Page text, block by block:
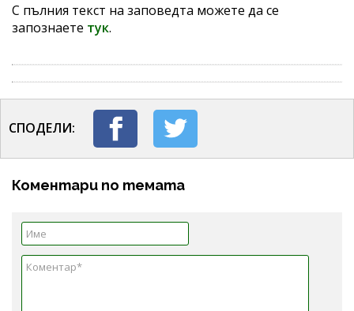
С пълния текст на заповедта можете да се
запознаете тук.
СПОДЕЛИ:
Коментари по темата